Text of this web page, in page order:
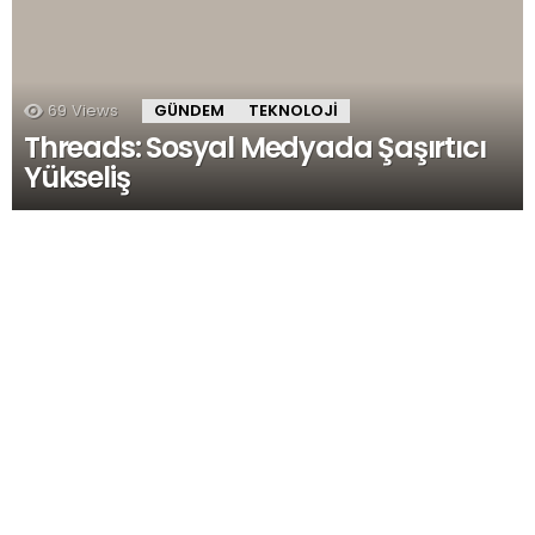
69 Views GÜNDEM TEKNOLOJI
Threads: Sosyal Medyada Şaşırtıcı
Yükseliş